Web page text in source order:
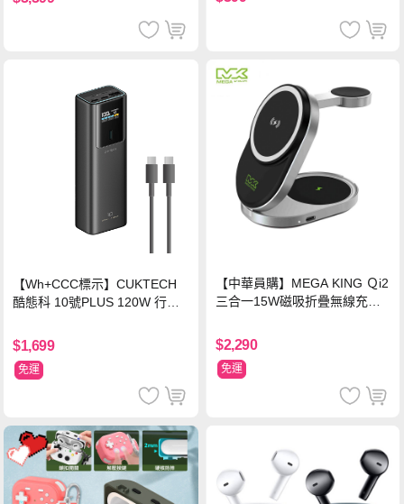
【Wh+CCC標示】CUKTECH
酷態科 10號PLUS 120W 行動
色
$1,699
免運
【中華員購】MEGA KING Ｑi2
三合一15W磁吸折疊無線充電
$2,290
免運